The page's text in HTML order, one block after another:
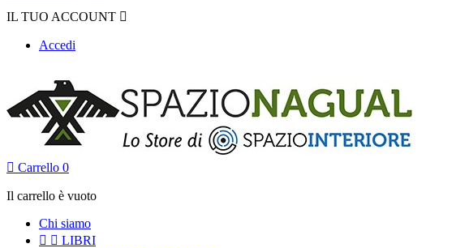
IL TUO ACCOUNT 
Accedi
 Carrello 0
Il carrello è vuoto
Chi siamo
  LIBRI